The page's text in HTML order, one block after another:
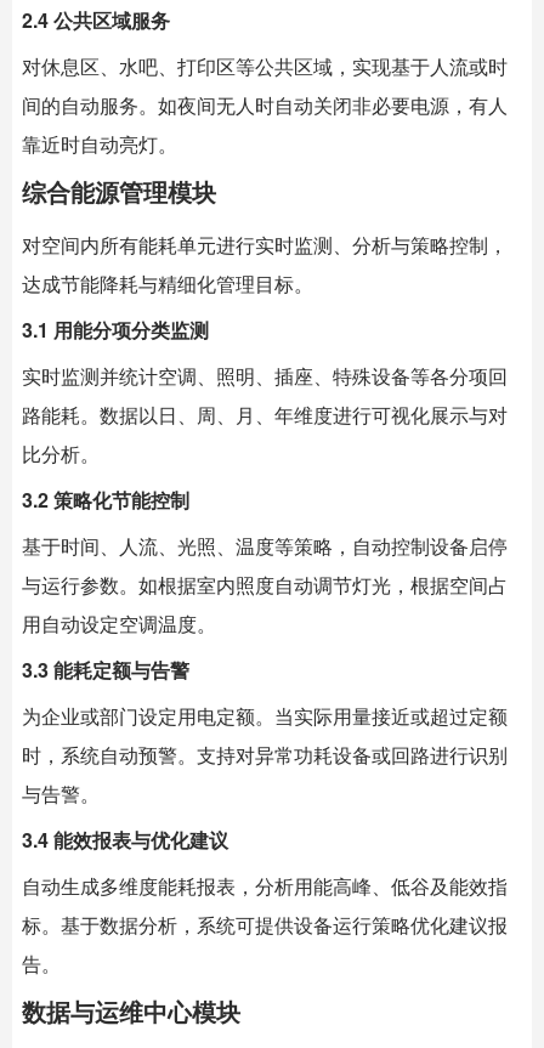
2.4 公共区域服务
对休息区、水吧、打印区等公共区域，实现基于人流或时
间的自动服务。如夜间无人时自动关闭非必要电源，有人
靠近时自动亮灯。
综合能源管理模块
对空间内所有能耗单元进行实时监测、分析与策略控制，
达成节能降耗与精细化管理目标。
3.1 用能分项分类监测
实时监测并统计空调、照明、插座、特殊设备等各分项回
路能耗。数据以日、周、月、年维度进行可视化展示与对
比分析。
3.2 策略化节能控制
基于时间、人流、光照、温度等策略，自动控制设备启停
与运行参数。如根据室内照度自动调节灯光，根据空间占
用自动设定空调温度。
3.3 能耗定额与告警
为企业或部门设定用电定额。当实际用量接近或超过定额
时，系统自动预警。支持对异常功耗设备或回路进行识别
与告警。
3.4 能效报表与优化建议
自动生成多维度能耗报表，分析用能高峰、低谷及能效指
标。基于数据分析，系统可提供设备运行策略优化建议报
告。
数据与运维中心模块